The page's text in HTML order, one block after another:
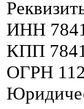
ИНН
КПП
ОГРН